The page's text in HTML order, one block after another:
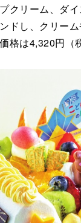
クリーム、ダ
ドし、クリー
格は4,320円（